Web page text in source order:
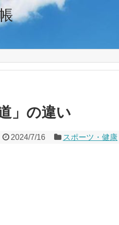
」の違い
2024/7/16 スポーツ・健康